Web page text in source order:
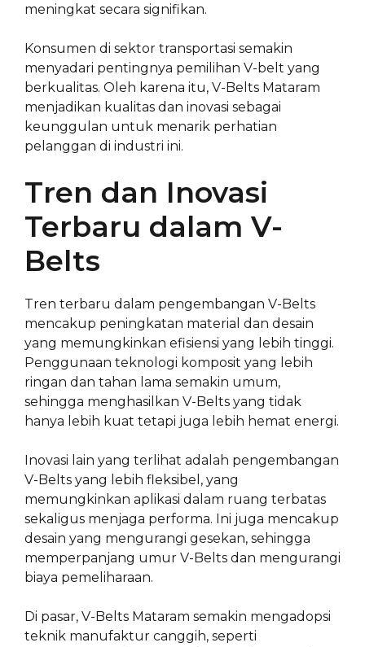
meningkat secara signifikan.
Konsumen di sektor transportasi semakin
menyadari pentingnya pemilihan V-belt yang
berkualitas. Oleh karena itu, V-Belts Mataram
menjadikan kualitas dan inovasi sebagai
keunggulan untuk menarik perhatian
pelanggan di industri ini.
Tren dan Inovasi
Terbaru dalam V-
Belts
Tren terbaru dalam pengembangan V-Belts
mencakup peningkatan material dan desain
yang memungkinkan efisiensi yang lebih tinggi.
Penggunaan teknologi komposit yang lebih
ringan dan tahan lama semakin umum,
sehingga menghasilkan V-Belts yang tidak
hanya lebih kuat tetapi juga lebih hemat energi.
Inovasi lain yang terlihat adalah pengembangan
V-Belts yang lebih fleksibel, yang
memungkinkan aplikasi dalam ruang terbatas
sekaligus menjaga performa. Ini juga mencakup
desain yang mengurangi gesekan, sehingga
memperpanjang umur V-Belts dan mengurangi
biaya pemeliharaan.
Di pasar, V-Belts Mataram semakin mengadopsi
teknik manufaktur canggih, seperti